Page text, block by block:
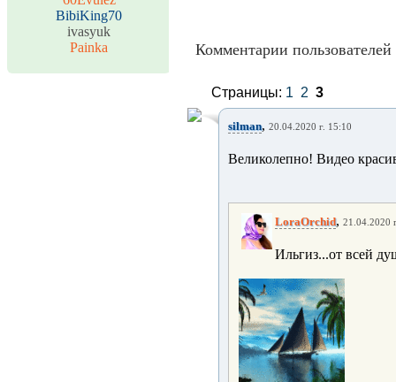
BibiKing70
ivasyuk
Painka
Комментарии пользователей
Страницы: 1 2 3
silman, 20.04.2020 г. 15:10
Великолепно! Видео
LoraOrchid, 21.04.2020
Ильгиз...от всей